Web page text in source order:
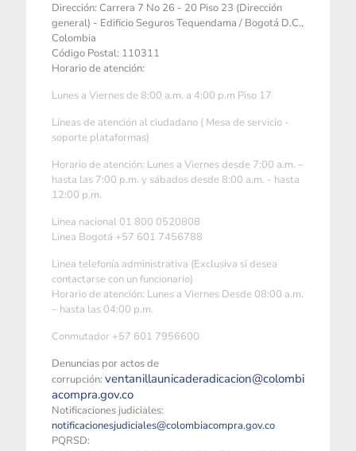
Dirección: Carrera 7 No 26 - 20 Piso 23 (Dirección
general) - Edificio Seguros Tequendama / Bogotá D.C.,
Colombia
Código Postal: 110311
Horario de atención:
Lunes a Viernes de 8:00 a.m. a 4:00 p.m Piso 17
Líneas de atención al ciudadano ( Mesa de servicio -
soporte plataformas)
Horario de atención: Lunes a Viernes desde 7:00 a.m. –
hasta las 7:00 p.m. y sábados desde 8:00 a.m. - hasta
12:00 p.m.
Linea nacional 01 800 0520808
Linea Bogotá +57 601 7456788
Linea telefonía administrativa (Exclusiva si desea
contactarse con un funcionario)
Horario de atención: Lunes a Viernes Desde 08:00 a.m.
– hasta las 04:00 p.m.
Conmutador +57 601 7956600
Denuncias por actos de
corrupción: ventanillaunicaderadicacion@colombi
acompra.gov.co
Notificaciones judiciales:
notificacionesjudiciales@colombiacompra.gov.co
PQRSD: